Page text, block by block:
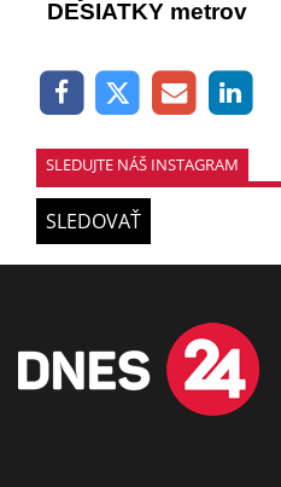
DESIATKY metrov
SLEDUJTE NÁŠ INSTAGRAM
SLEDOVAŤ